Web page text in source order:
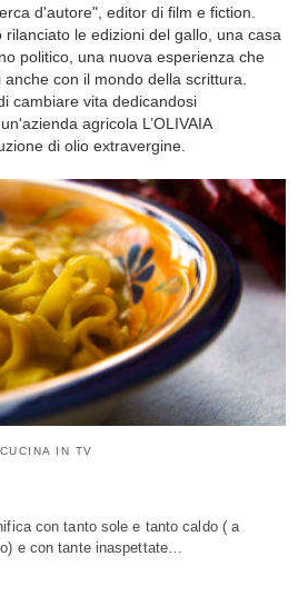
d'autore", editor di film e fiction.
le edizioni del gallo, una casa
politico, una nuova esperienza che
con il mondo della scrittura.
cambiare vita dedicandosi
agricola L’OLIVAIA
di olio extravergine.
IN TV
con tanto sole e tanto caldo ( a
e con tante inaspettate…